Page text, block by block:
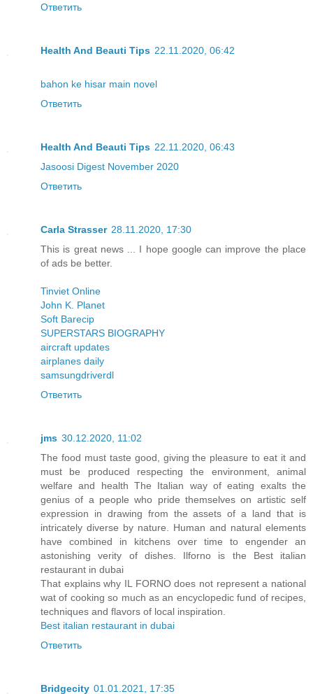
Ответить
Health And Beauti Tips 22.11.2020, 06:42
bahon ke hisar main novel
Ответить
Health And Beauti Tips 22.11.2020, 06:43
Jasoosi Digest November 2020
Ответить
Carla Strasser 28.11.2020, 17:30
This is great news ... I hope google can improve the place
of ads be better.
Tinviet Online
John K. Planet
Soft Barecip
SUPERSTARS BIOGRAPHY
aircraft updates
airplanes daily
samsungdriverdl
Ответить
jms 30.12.2020, 11:02
The food must taste good, giving the pleasure to eat it and
must be produced respecting the environment, animal
welfare and health The Italian way of eating exalts the
genius of a people who pride themselves on artistic self
expression in drawing from the assets of a land that is
intricately diverse by nature. Human and natural elements
have combined in kitchens over time to engender an
astonishing verity of dishes. Ilforno is the Best italian
restaurant in dubai
That explains why IL FORNO does not represent a national
wat of cooking so much as an encyclopedic fund of recipes,
techniques and flavors of local inspiration.
Best italian restaurant in dubai
Ответить
Bridgecity 01.01.2021, 17:35